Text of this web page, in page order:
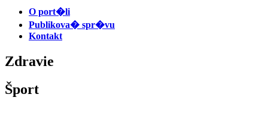
O port�li
Publikova� spr�vu
Kontakt
Zdravie
Šport